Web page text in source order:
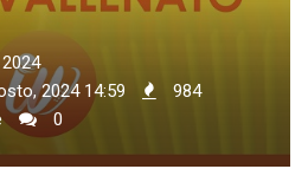
2024 14:59
984
0